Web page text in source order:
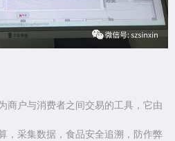
商户与消费者之间交易的工具，它由
，采集数据，食品安全追溯，防作弊